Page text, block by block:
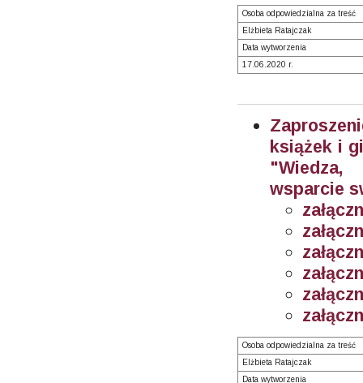
Osoba odpowiedzialna za treść
Elżbieta Ratajczak
Data wytworzenia
17.06.2020 r.
książek i
"Wiedza,
wsparcie
Osoba odpowiedzialna za treść
Elżbieta Ratajczak
Data wytworzenia